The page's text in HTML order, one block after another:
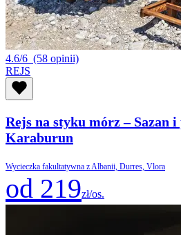
4.6/6 (58 opinii)
REJS
Rejs na styku mórz – Sazan i
Karaburun
Wycieczka fakultatywna z Albanii, Durres, Vlora
od 219zł/os.